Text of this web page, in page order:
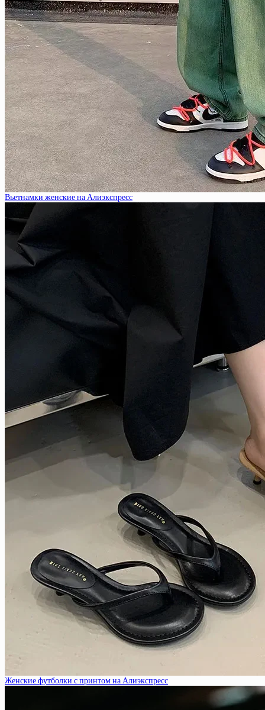
Вьетнамки женские на Алиэкспресс
Женские футболки с принтом на Алиэкспресс